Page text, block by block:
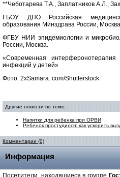
**Чеботарева Т.А., Заплатников А.Л.,
ГБОУ ДПО Российская
образования Минздрава России,
ФГБУ НИИ эпидемиологии и
России, Москва.
«Современная
инфекций у детей»
Фото: 2xSamara. com/Shutterstock
Другие новости по теме:
Напитки для ребенка при ОРВИ
Ребенок простудился: как ускорить
Комментарии (0)
Информация
Посетители, находящиеся в группе